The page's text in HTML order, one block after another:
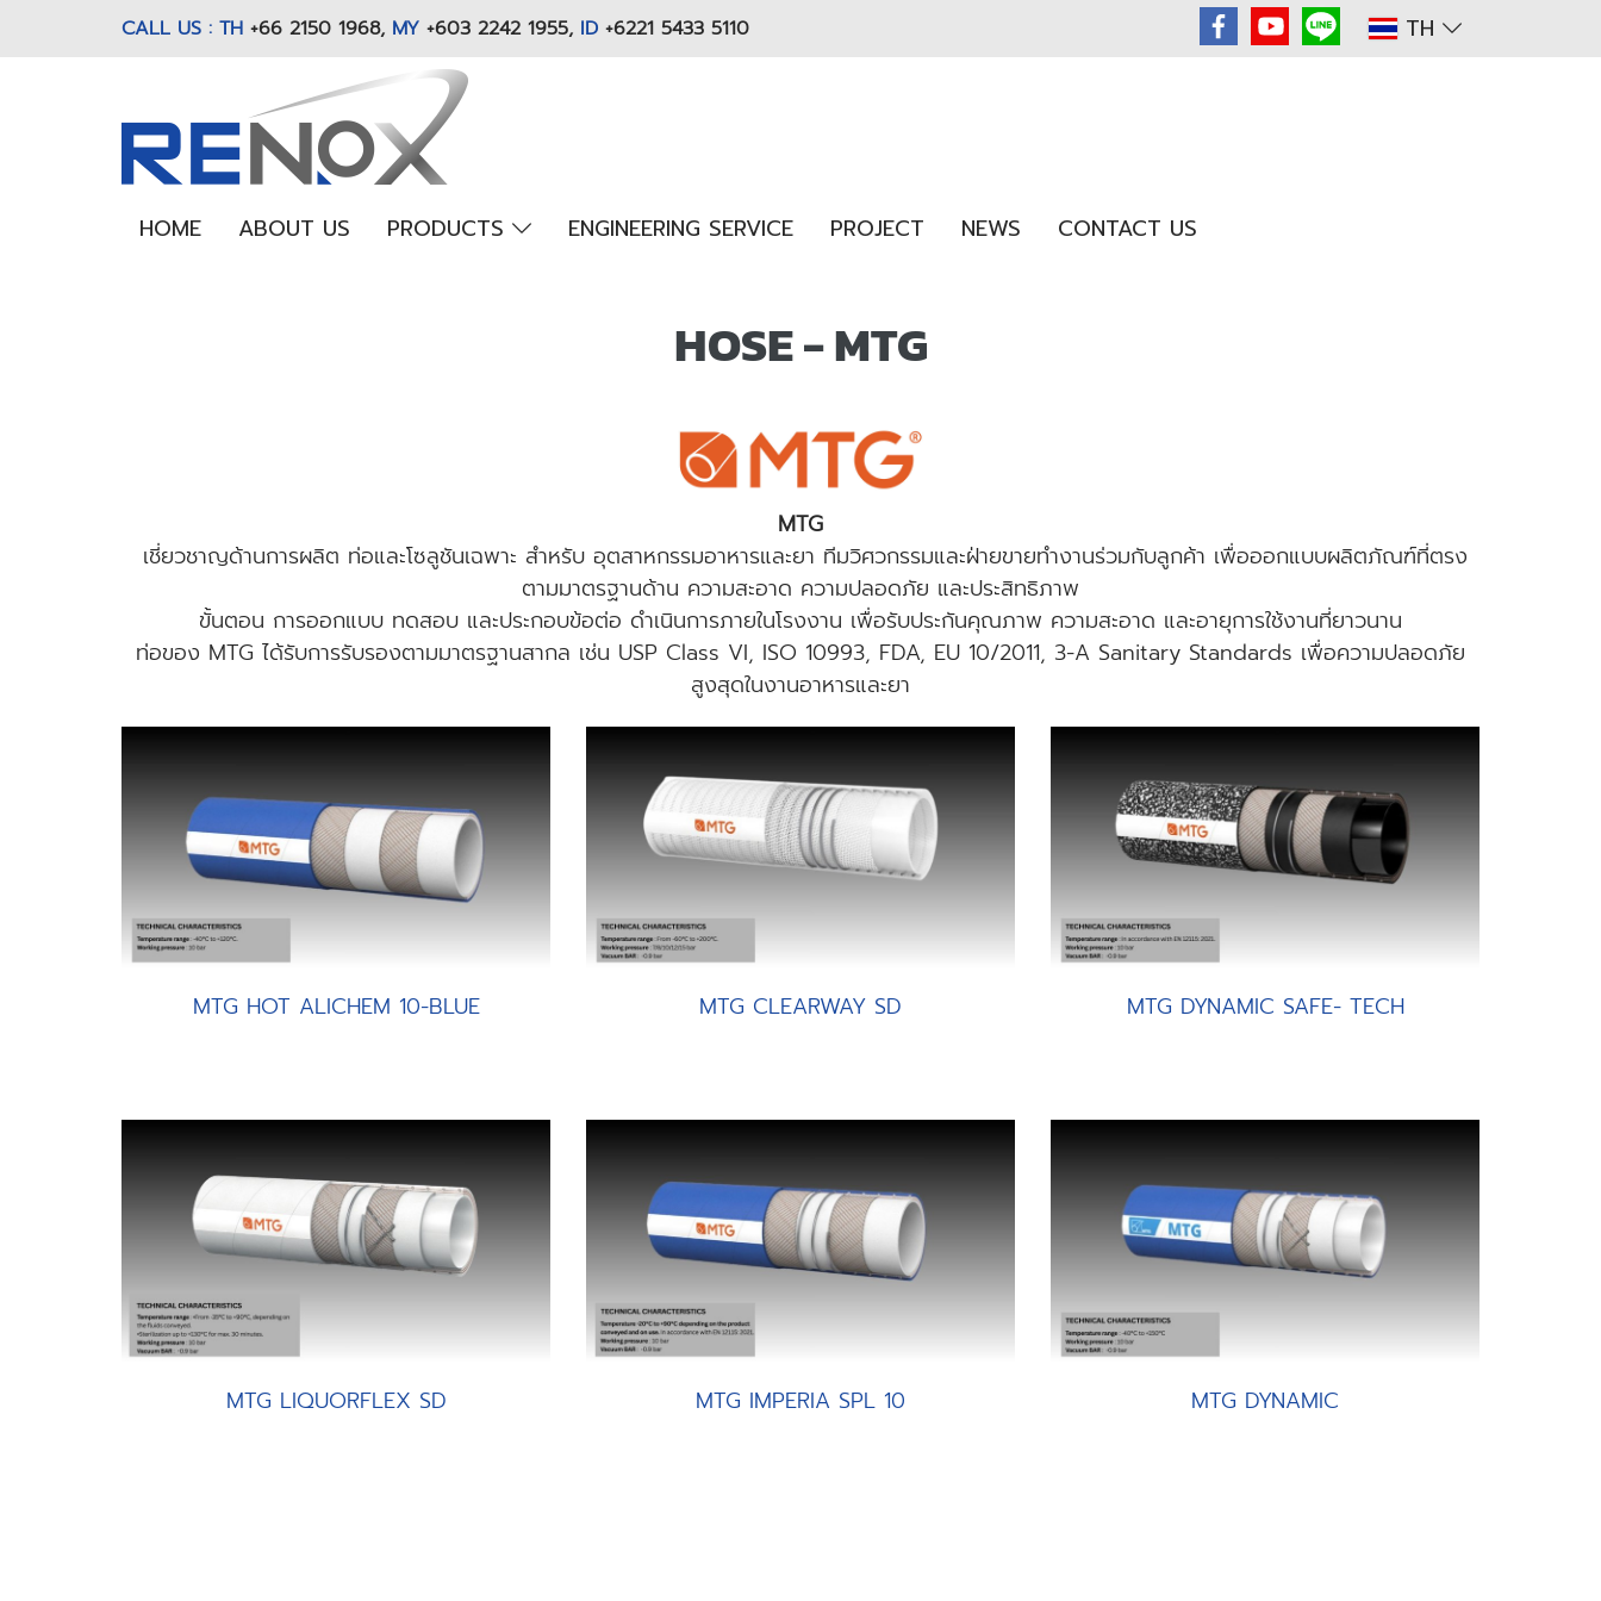
CALL US : TH +66 2150 1968, MY +603 2242 1955, ID +6221 5433 5110 TH
HOME ABOUT US PRODUCTS ENGINEERING SERVICE PROJECT NEWS CONTACT US
HOSE - MTG
MTG
เชี่ยวชาญด้านการผลิต ท่อและโซลูชันเฉพาะ สำหรับ อุตสาหกรรมอาหารและยา ทีมวิศวกรรมและฝ่ายขายทำงานร่วมกับลูกค้า เพื่อออกแบบผลิตภัณฑ์ที่ตรง
ตามมาตรฐานด้าน ความสะอาด ความปลอดภัย และประสิทธิภาพ
ขั้นตอน การออกแบบ ทดสอบ และประกอบข้อต่อ ดำเนินการภายในโรงงาน เพื่อรับประกันคุณภาพ ความสะอาด และอายุการใช้งานที่ยาวนาน
ท่อของ MTG ได้รับการรับรองตามมาตรฐานสากล เช่น USP Class VI, ISO 10993, FDA, EU 10/2011, 3-A Sanitary Standards เพื่อความปลอดภัย
สูงสุดในงานอาหารและยา
MTG HOT ALICHEM 10-BLUE MTG CLEARWAY SD MTG DYNAMIC SAFE- TECH
MTG LIQUORFLEX SD MTG IMPERIA SPL 10 MTG DYNAMIC